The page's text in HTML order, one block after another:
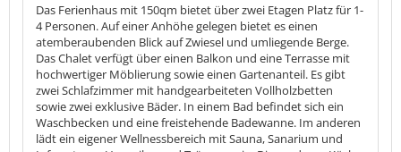
Das Ferienhaus mit 150qm bietet über zwei Etagen Platz für 1-
4 Personen. Auf einer Anhöhe gelegen bietet es einen
atemberaubenden Blick auf Zwiesel und umliegende Berge.
Das Chalet verfügt über einen Balkon und eine Terrasse mit
hochwertiger Möblierung sowie einen Gartenanteil. Es gibt
zwei Schlafzimmer mit handgearbeiteten Vollholzbetten
sowie zwei exklusive Bäder. In einem Bad befindet sich ein
Waschbecken und eine freistehende Badewanne. Im anderen
lädt ein eigener Wellnessbereich mit Sauna, Sanarium und